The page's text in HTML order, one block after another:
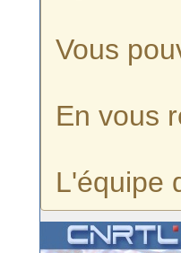
Vous
En vous
L'équipe